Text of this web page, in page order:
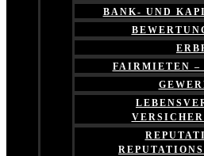
BANK- UND
FAIRMIETEN –